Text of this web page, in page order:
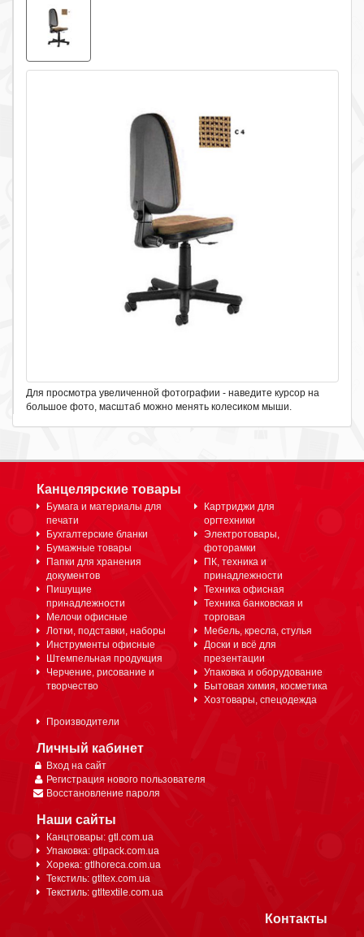
Для просмотра увеличенной фотографии - наведите курсор на
большое фото, масштаб можно менять колесиком мыши.
Канцелярские товары
Бумага и материалы для
печати
Бухгалтерские бланки
Бумажные товары
Папки для хранения
документов
Пишущие
принадлежности
Мелочи офисные
Лотки, подставки, наборы
Инструменты офисные
Штемпельная продукция
Черчение, рисование и
творчество
Картриджи для
оргтехники
Электротовары,
фоторамки
ПК, техника и
принадлежности
Техника офисная
Техника банковская и
торговая
Мебель, кресла, стулья
Доски и всё для
презентации
Упаковка и оборудование
Бытовая химия, косметика
Хозтовары, спецодежда
Производители
Личный кабинет
Вход на сайт
Регистрация нового пользователя
Восстановление пароля
Наши сайты
Канцтовары: gtl.com.ua
Упаковка: gtlpack.com.ua
Хорека: gtlhoreca.com.ua
Текстиль: gtltex.com.ua
Текстиль: gtltextile.com.ua
Контакты